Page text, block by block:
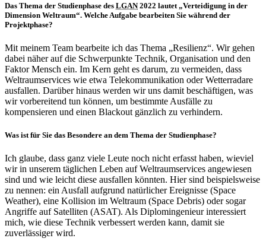
Das Thema der Studienphase des LGAN2022 lautet „Verteidigung in der
Dimension Weltraum“. Welche Aufgabe bearbeiten Sie während der
Projektphase?
Mit meinem Team bearbeite ich das Thema „Resilienz“. Wir gehen
dabei näher auf die Schwerpunkte Technik, Organisation und den
Faktor Mensch ein. Im Kern geht es darum, zu vermeiden, dass
Weltraumservices wie etwa Telekommunikation oder Wetterradare
ausfallen. Darüber hinaus werden wir uns damit beschäftigen, was
wir vorbereitend tun können, um bestimmte Ausfälle zu
kompensieren und einen Blackout gänzlich zu verhindern.
Was ist für Sie das Besondere an dem Thema der Studienphase?
Ich glaube, dass ganz viele Leute noch nicht erfasst haben, wieviel
wir in unserem täglichen Leben auf Weltraumservices angewiesen
sind und wie leicht diese ausfallen könnten. Hier sind beispielsweise
zu nennen: ein Ausfall aufgrund natürlicher Ereignisse (Space
Weather), eine Kollision im Weltraum (Space Debris) oder sogar
Angriffe auf Satelliten (ASAT). Als Diplomingenieur interessiert
mich, wie diese Technik verbessert werden kann, damit sie
zuverlässiger wird.